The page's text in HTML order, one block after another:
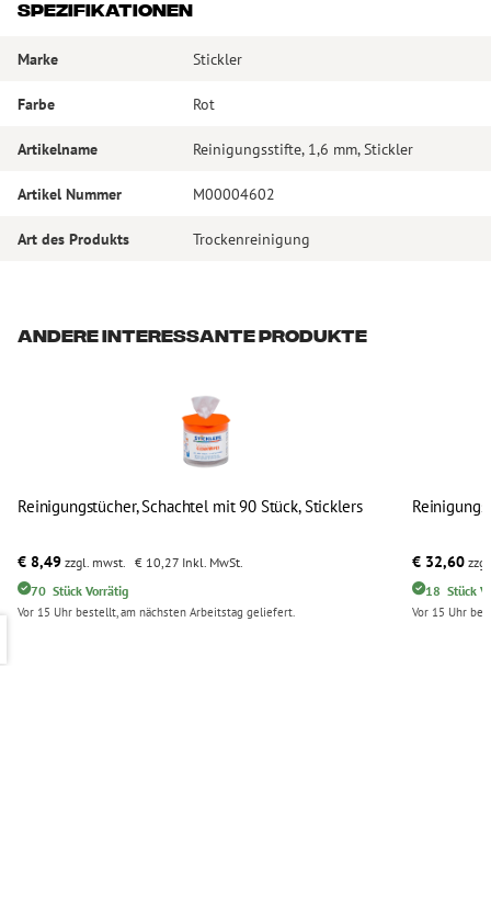
Spezifikationen
Marke Stickler
Farbe Rot
Artikelname Reinigungsstifte, 1,6 mm, Stickler
Artikel Nummer M00004602
Art des Produkts Trockenreinigung
Andere interessante Produkte
Reinigungstücher, Schachtel mit 90 Stück, Sticklers
€ 8,49 zzgl. mwst. € 10,27 Inkl. MwSt.
70 StückVorrätig
Vor 15 Uhr bestellt, am nächsten Arbeitstag geliefert.
€ 32,60
18 Stück
Vor 15 Uhr